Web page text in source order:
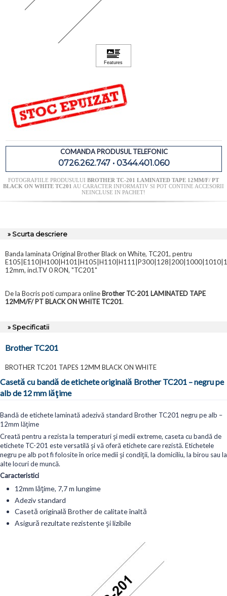
COMANDA PRODUSUL TELEFONIC
0726.262.747 • 0344.401.060
FOTOGRAFIILE PRODUSULUI BROTHER TC-201 LAMINATED TAPE 12MM/F/ PT
BLACK ON WHITE TC201 AU CARACTER INFORMATIV SI POT CONTINE ACCESORII
NEINCLUSE IN PACHET!
» Scurta descriere
Banda laminata Original Brother Black on White, TC201, pentru
12mm, incl.TV 0 RON, "TC201"
De la Bocris poti cumpara online Brother TC-201 LAMINATED TAPE
12MM/F/ PT BLACK ON WHITE TC201.
» Specificatii
Brother TC201
BROTHER TC201 TAPES 12MM BLACK ON WHITE
Casetă cu bandă de etichete originală Brother TC201 – negru pe
alb de 12 mm lățime
Bandă de etichete laminată adezivă standard Brother TC201 negru pe alb –
12mm lățime
Creată pentru a rezista la temperaturi și medii extreme, caseta cu bandă de
etichete TC-201 este versatilă și vă oferă etichete care rezistă. Etichetele
negru pe alb pot fi folosite în orice medii și condiții, la domiciliu, la birou sau la
alte locuri de muncă.
Caracteristici
12mm lățime, 7,7 m lungime
Adeziv standard
Casetă originală Brother de calitate înaltă
Asigură rezultate rezistente și lizibile